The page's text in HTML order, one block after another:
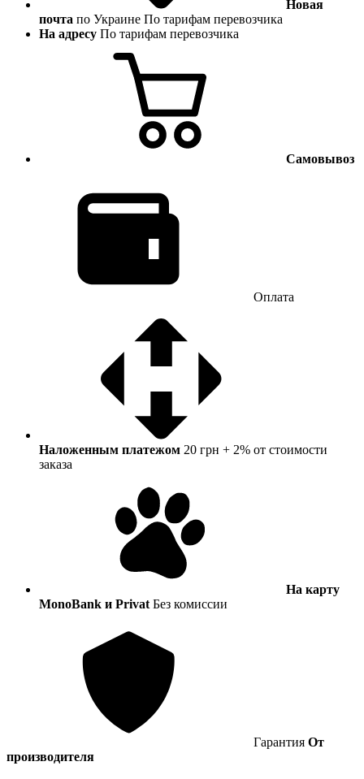
Новая
почта по Украине По тарифам перевозчика
На адресу По тарифам перевозчика
Самовывоз
Оплата
Наложенным платежом 20 грн + 2% от стоимости
заказа
На карту
MonoBank и Privat Без комиссии
Гарантия От
производителя